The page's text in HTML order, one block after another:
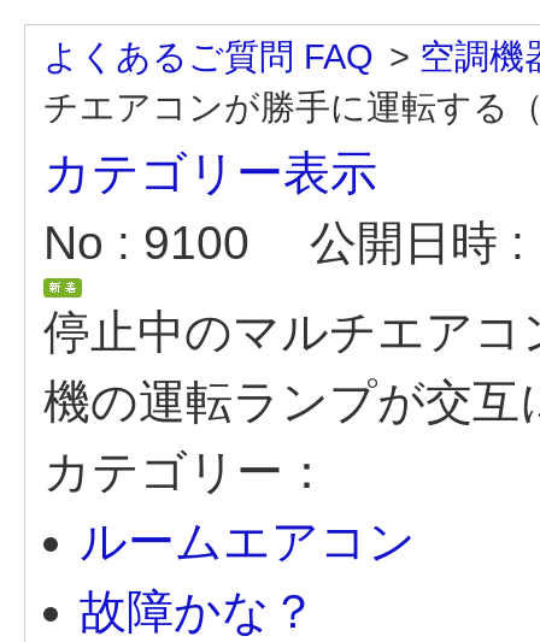
よくあるご質問 FAQ > 空調機
チエアコンが勝手に運転する
カテゴリー表示
No : 9100
公開日時
停止中のマルチエア
機の運転ランプが交互
カテゴリー：
ルームエアコン
故障かな？